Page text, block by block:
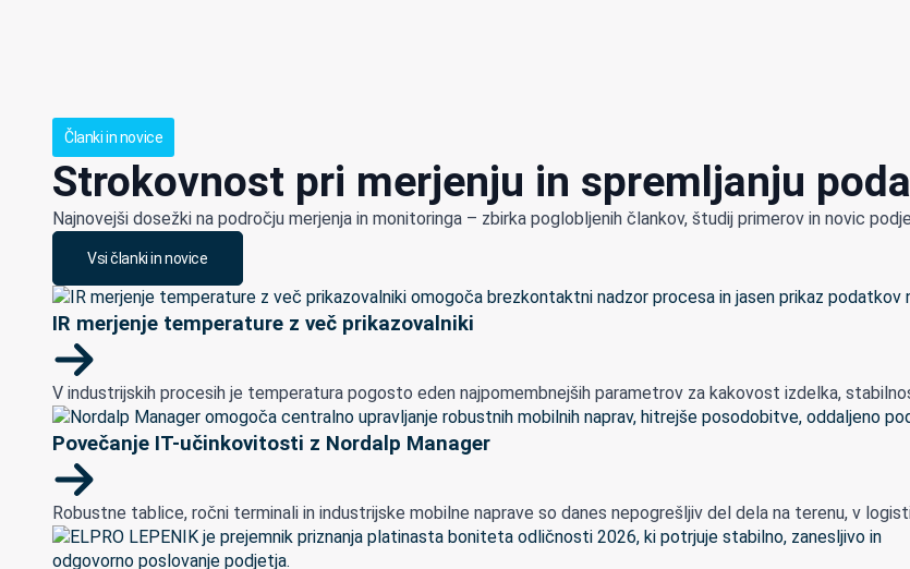
Članki in novice
Strokovnost pri merjenju in spremljanju
Najnovejši dosežki na področju merjenja in monitoringa – zbirka poglobljenih člankov, študij primerov in novic
Vsi članki in novice
IR merjenje temperature z več prikazovalniki
V industrijskih procesih je temperatura pogosto eden najpomembnejših parametrov za kakovost izdelka,
Povečanje IT-učinkovitosti z Nordalp Manager
Robustne tablice, ročni terminali in industrijske mobilne naprave so danes nepogrešljiv del dela na terenu, v